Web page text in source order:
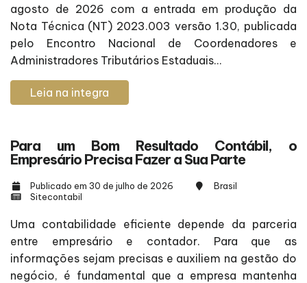
agosto de 2026 com a entrada em produção da
Nota Técnica (NT) 2023.003 versão 1.30, publicada
pelo Encontro Nacional de Coordenadores e
Administradores Tributários Estaduais...
Leia na integra
Para um Bom Resultado Contábil, o
Empresário Precisa Fazer a Sua Parte
Publicado em 30 de julho de 2026
Brasil
Sitecontabil
Uma contabilidade eficiente depende da parceria
entre empresário e contador. Para que as
informações sejam precisas e auxiliem na gestão do
negócio, é fundamental que a empresa mantenha